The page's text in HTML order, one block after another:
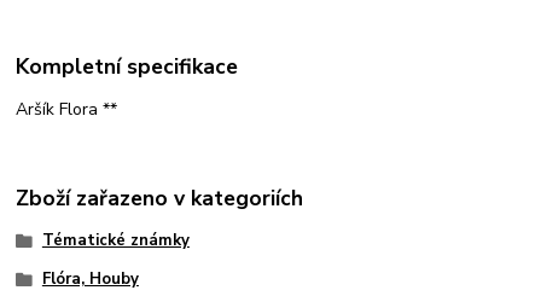
Kompletní specifikace
Aršík Flora **
Zboží zařazeno v kategoriích
Tématické známky
Flóra, Houby